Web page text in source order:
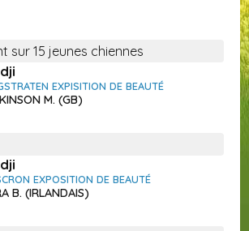
sur 15 jeunes chiennes
EXPISITION DE BEAUTÉ
M. (GB)
EXPOSITION DE BEAUTÉ
B. (IRLANDAIS)